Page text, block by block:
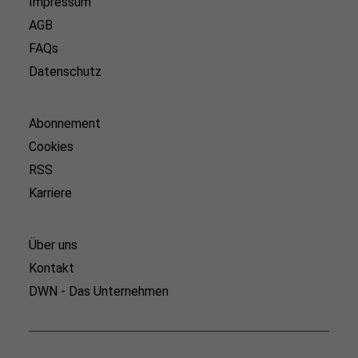
AGB
FAQs
Datenschutz
Abonnement
Cookies
RSS
Karriere
Über uns
Kontakt
DWN - Das Unternehmen